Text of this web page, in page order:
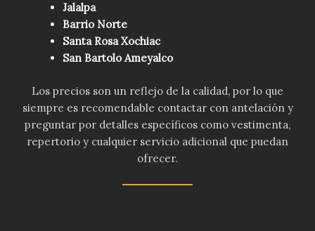
Jalalpa
Barrio Norte
Santa Rosa Xochiac
San Bartolo Ameyalco
Los precios son un reflejo de la calidad, por lo que
siempre es recomendable contactar con antelación y
preguntar por detalles específicos como vestimenta,
repertorio y cualquier servicio adicional que puedan
ofrecer.